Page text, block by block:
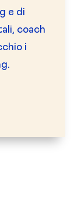
e di
coach
i